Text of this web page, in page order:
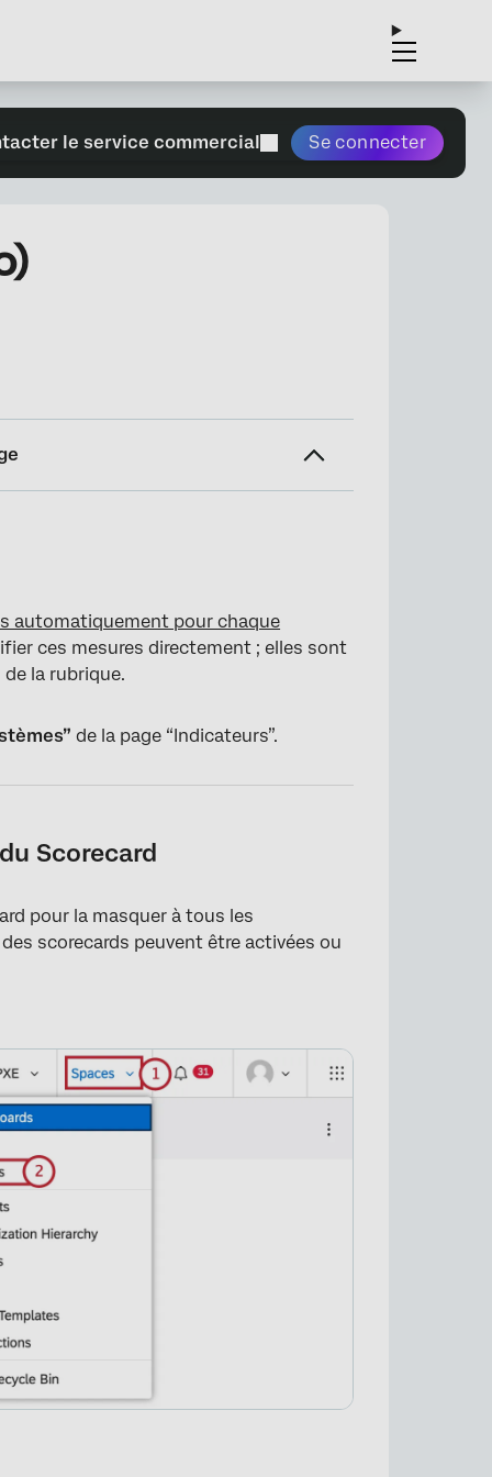
le service commercial Se connecter
automatiquement pour chaque
ces mesures directement ; elles sont
la rubrique.
de la page “Indicateurs”.
Scorecard
pour la masquer à tous les
scorecards peuvent être activées ou